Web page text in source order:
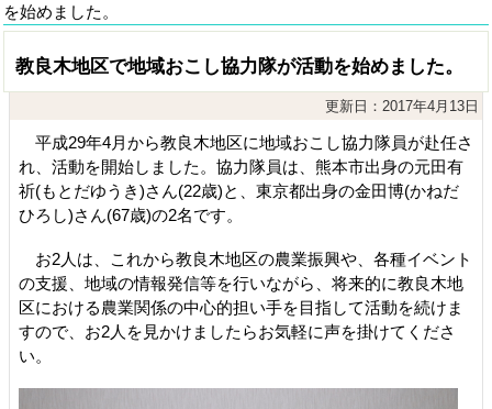
を始めました。
教良木地区で地域おこし協力隊が活動を始めました。
更新日：2017年4月13日
平成29年4月から教良木地区に地域おこし協力隊員が赴任さ
れ、活動を開始しました。協力隊員は、熊本市出身の元田有
祈(もとだゆうき)さん(22歳)と、東京都出身の金田博(かねだ
ひろし)さん(67歳)の2名です。
お2人は、これから教良木地区の農業振興や、各種イベント
の支援、地域の情報発信等を行いながら、将来的に教良木地
区における農業関係の中心的担い手を目指して活動を続けま
すので、お2人を見かけましたらお気軽に声を掛けてくださ
い。